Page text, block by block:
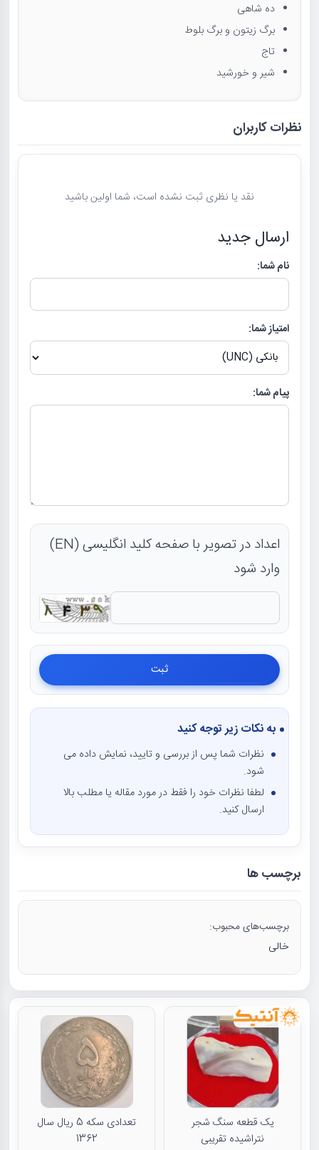
ده شاهی
برگ زیتون و برگ بلوط
تاج
شیر و خورشید
نظرات کاربران
نقد یا نظری ثبت نشده است، شما اولین باشید
ارسال جدید
نام شما:
امتیاز شما:
پیام شما:
اعداد در تصویر با صفحه کلید انگلیسی (EN)
وارد شود
به نکات زیر توجه کنید
نظرات شما پس از بررسی و تایید، نمایش داده می
شود.
لطفا نظرات خود را فقط در مورد مقاله یا مطلب بالا
ارسال کنید.
برچسب ها
برچسب‌های محبوب:
خالی
یک قطعه سنگ شجر
نتراشیده تقریبی
تعدادی سکه 5 ریال سال
1362